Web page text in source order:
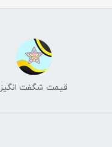
قیمت شگفت انگیز